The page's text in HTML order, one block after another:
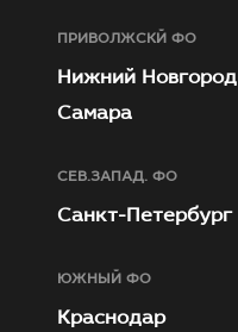
ПРИВОЛЖСКЙ ФО
Нижний Новгород
Самара
СЕВ.ЗАПАД. ФО
Санкт-Петербург
ЮЖНЫЙ ФО
Краснодар